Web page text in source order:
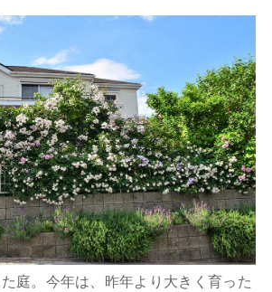
庭。今年は、昨年より大きく育った